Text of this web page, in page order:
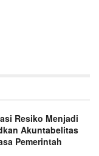
Resiko Menjadi
Akuntabelitas
Pemerintah